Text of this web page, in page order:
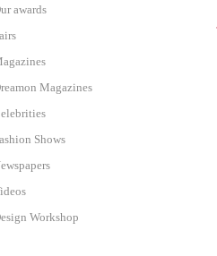
awards
Magazines
Shows
Workshop